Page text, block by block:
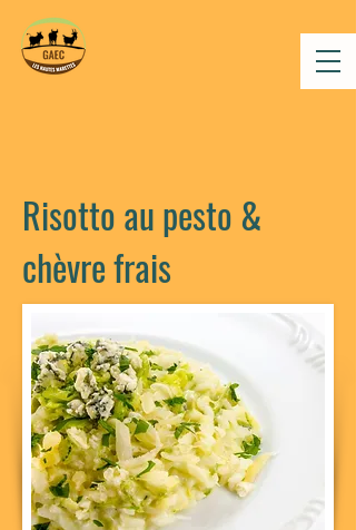
Risotto au pesto &
chèvre frais